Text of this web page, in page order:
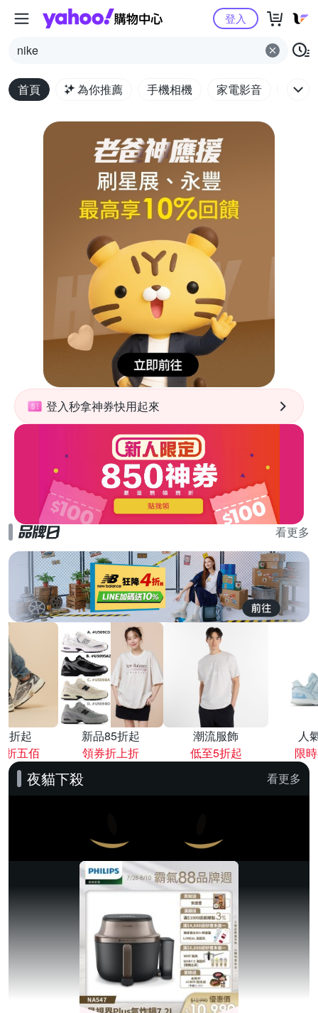
Yahoo購物中心
nike
登入
首頁 為你推薦 手機相機 家電影音 電腦
登入秒拿神券快用起來
看更多
折起
折五佰
新品85折起
領券折上折
潮流服飾
低至5折起
人
限
夜貓下殺 看更多